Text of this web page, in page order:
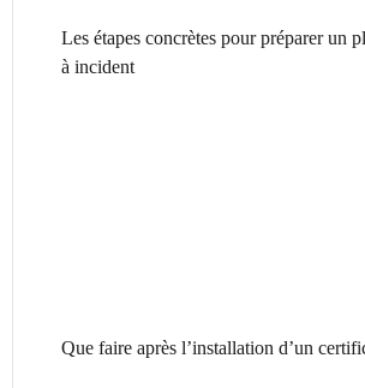
Les étapes concrètes pour préparer un
à incident
Que faire après l’installation d’un